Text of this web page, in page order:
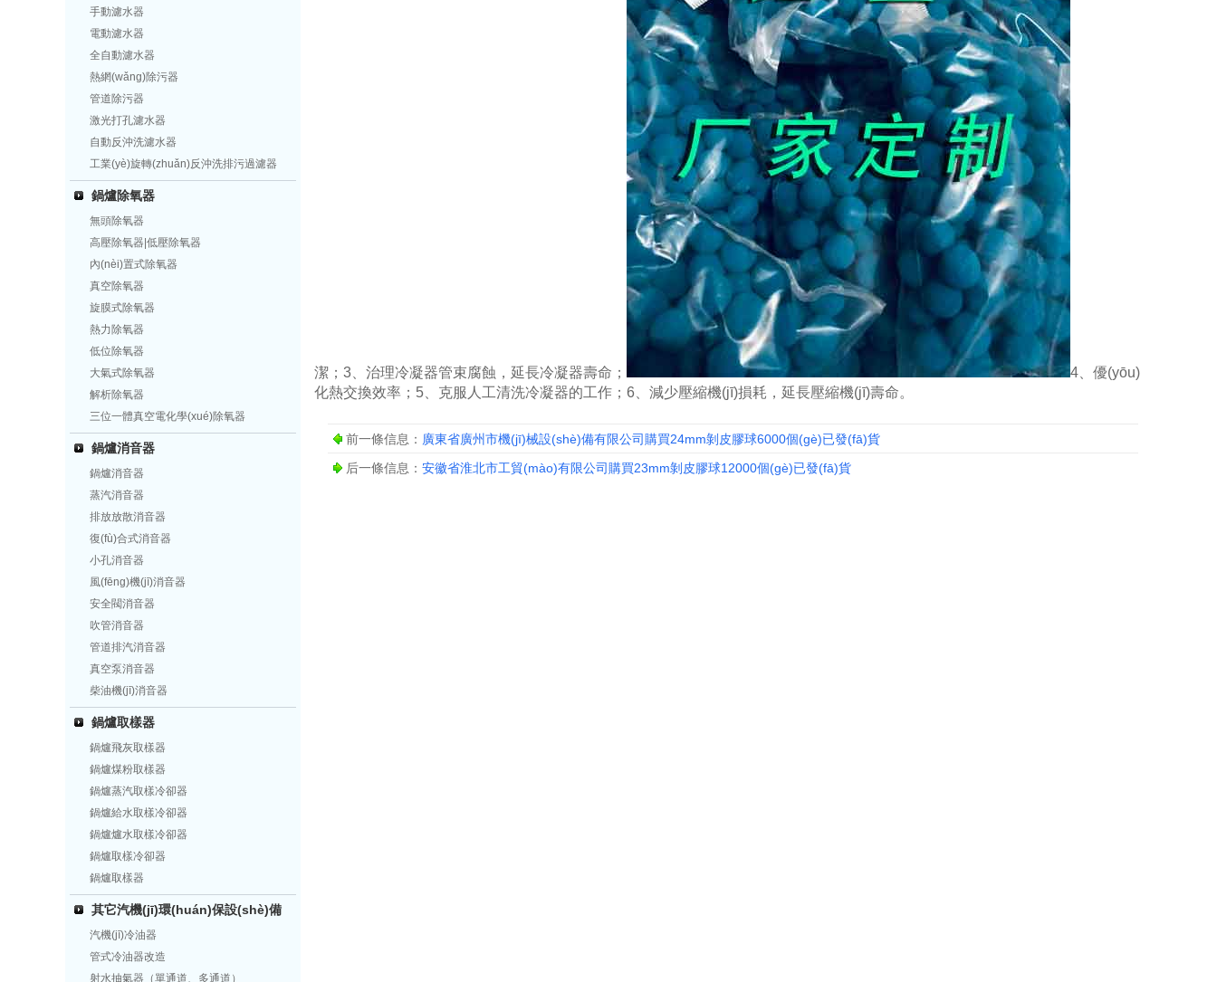
手動濾水器
電動濾水器
全自動濾水器
熱網(wǎng)除污器
管道除污器
激光打孔濾水器
自動反沖洗濾水器
工業(yè)旋轉(zhuǎn)反沖洗排污過濾器
鍋爐除氧器
無頭除氧器
高壓除氧器|低壓除氧器
內(nèi)置式除氧器
真空除氧器
旋膜式除氧器
熱力除氧器
低位除氧器
大氣式除氧器
解析除氧器
三位一體真空電化學(xué)除氧器
鍋爐消音器
鍋爐消音器
蒸汽消音器
排放放散消音器
復(fù)合式消音器
小孔消音器
風(fēng)機(jī)消音器
安全閥消音器
吹管消音器
管道排汽消音器
真空泵消音器
柴油機(jī)消音器
鍋爐取樣器
鍋爐飛灰取樣器
鍋爐煤粉取樣器
鍋爐蒸汽取樣冷卻器
鍋爐給水取樣冷卻器
鍋爐爐水取樣冷卻器
鍋爐取樣冷卻器
鍋爐取樣器
其它汽機(jī)環(huán)保設(shè)備
汽機(jī)冷油器
管式冷油器改造
射水抽氣器（單通道、多通道）
潔；3、治理冷凝器管束腐蝕，延長冷凝器壽命；
4、優(yōu)
化熱交換效率；5、克服人工清洗冷凝器的工作；6、減少壓縮機(jī)損耗，延長壓縮機(jī)壽命。
前一條信息： 廣東省廣州市機(jī)械設(shè)備有限公司購買24mm剝皮膠球6000個(gè)已發(fā)貨
后一條信息： 安徽省淮北市工貿(mào)有限公司購買23mm剝皮膠球12000個(gè)已發(fā)貨